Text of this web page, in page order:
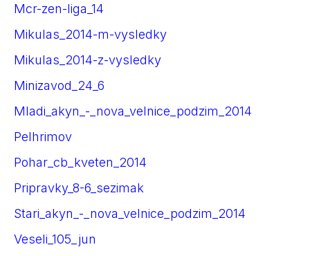
Mcr-zen-liga_14
Mikulas_2014-m-vysledky
Mikulas_2014-z-vysledky
Minizavod_24_6
Mladi_akyn_-_nova_velnice_podzim_2014
Pelhrimov
Pohar_cb_kveten_2014
Pripravky_8-6_sezimak
Stari_akyn_-_nova_velnice_podzim_2014
Veseli_105_jun